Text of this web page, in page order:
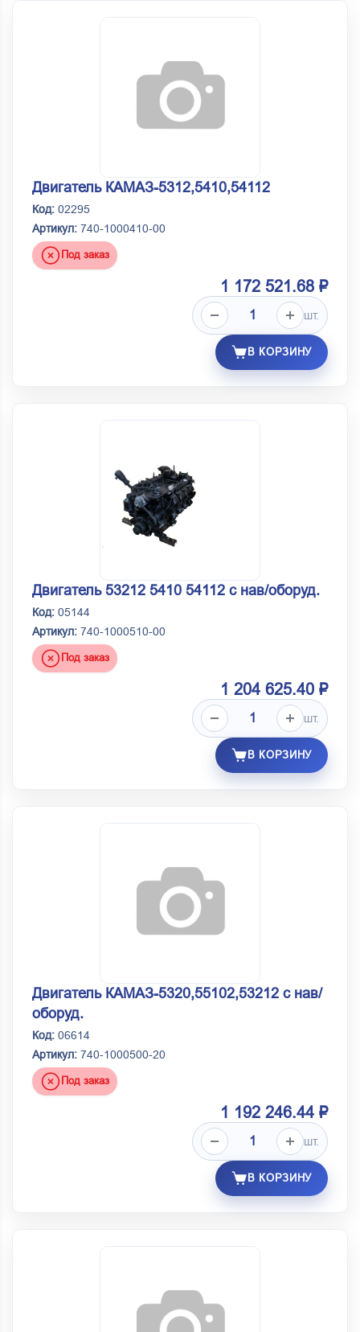
Двигатель КАМАЗ-5312,5410,54112
Код: 02295
Артикул: 740-1000410-00
Под заказ
1 172 521.68 ₽
шт.
В КОРЗИНУ
Двигатель 53212 5410 54112 с нав/оборуд.
Код: 05144
Артикул: 740-1000510-00
Под заказ
1 204 625.40 ₽
шт.
В КОРЗИНУ
Двигатель КАМАЗ-5320,55102,53212 с нав/
оборуд.
Код: 06614
Артикул: 740-1000500-20
Под заказ
1 192 246.44 ₽
шт.
В КОРЗИНУ